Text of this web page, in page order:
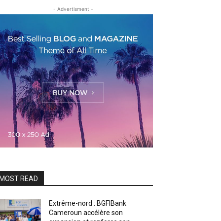
- Advertisment -
READ
Extrême-nord : BGFIBank
Cameroun accélère son